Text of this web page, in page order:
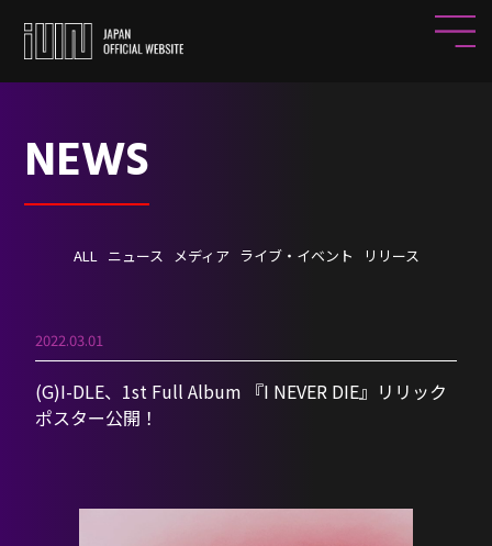
NEWS
ALL ニュース メディア ライブ・イベント リリース
2022.03.01
(G)I-DLE、1st Full Album 『I NEVER DIE』リリック
ポスター公開！